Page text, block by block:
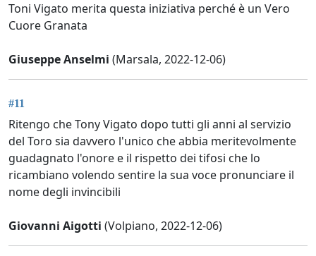
Toni Vigato merita questa iniziativa perché è un Vero
Cuore Granata
Giuseppe Anselmi (Marsala, 2022-12-06)
#11
Ritengo che Tony Vigato dopo tutti gli anni al servizio
del Toro sia davvero l'unico che abbia meritevolmente
guadagnato l'onore e il rispetto dei tifosi che lo
ricambiano volendo sentire la sua voce pronunciare il
nome degli invincibili
Giovanni Aigotti (Volpiano, 2022-12-06)